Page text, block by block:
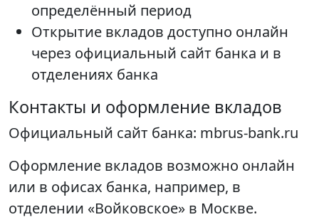
определённый период
Открытие вкладов доступно онлайн
через официальный сайт банка и в
отделениях банка
Контакты и оформление вкладов
Официальный сайт банка: mbrus-bank.ru
Оформление вкладов возможно онлайн
или в офисах банка, например, в
отделении «Войковское» в Москве.